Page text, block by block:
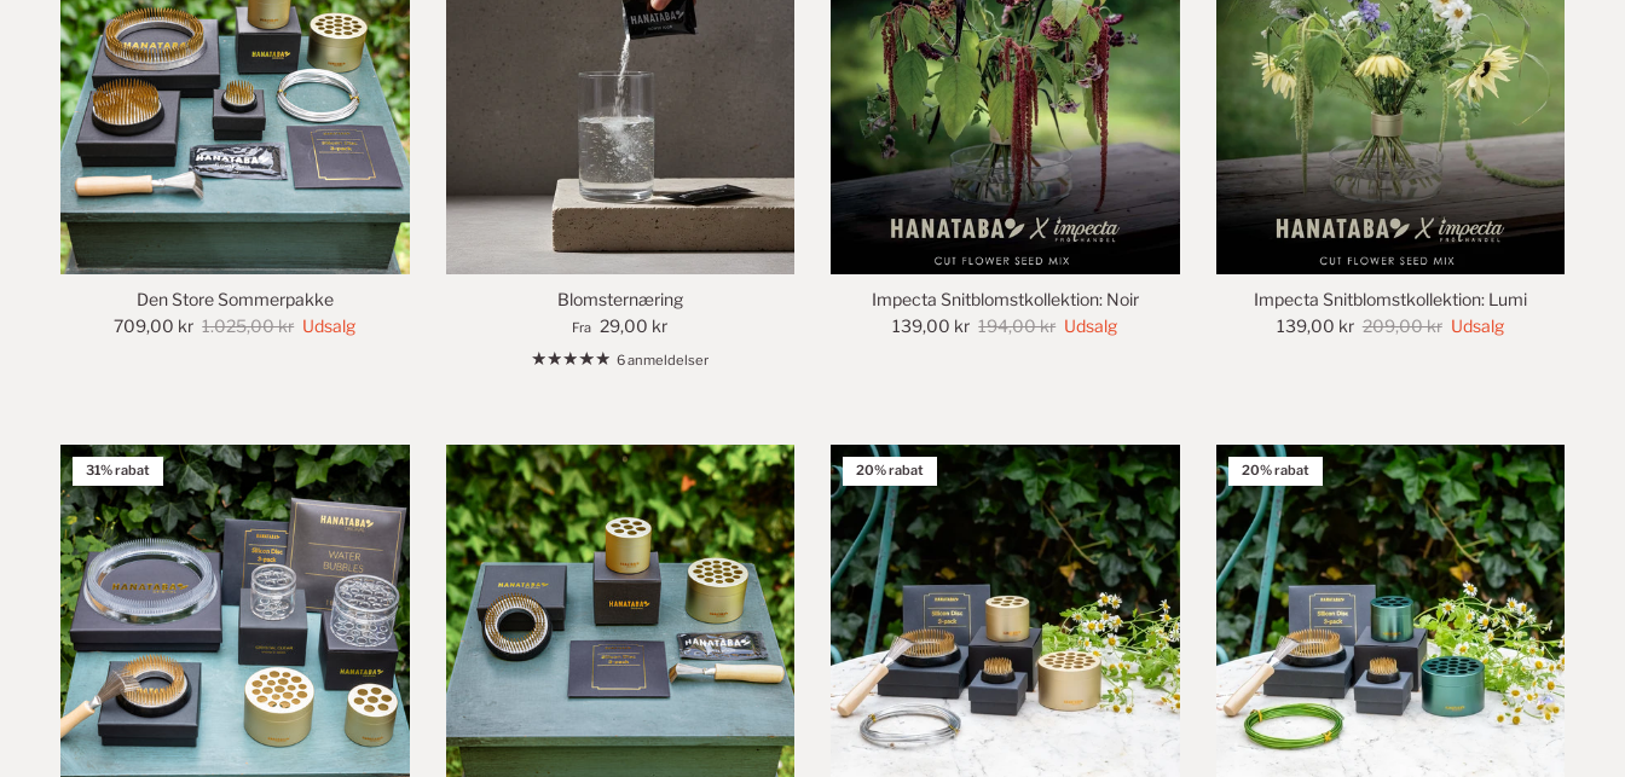
Den Store Sommerpakke
709,00 kr 1.025,00 kr Udsalg
Blomsternæring
Fra 29,00 kr
6 anmeldelser
Impecta Snitblomstkollektion: Noir
139,00 kr 194,00 kr Udsalg
Impecta Snitblomstkollektion: Lumi
139,00 kr 209,00 kr Udsalg
31% rabat 20% rabat 20% rabat